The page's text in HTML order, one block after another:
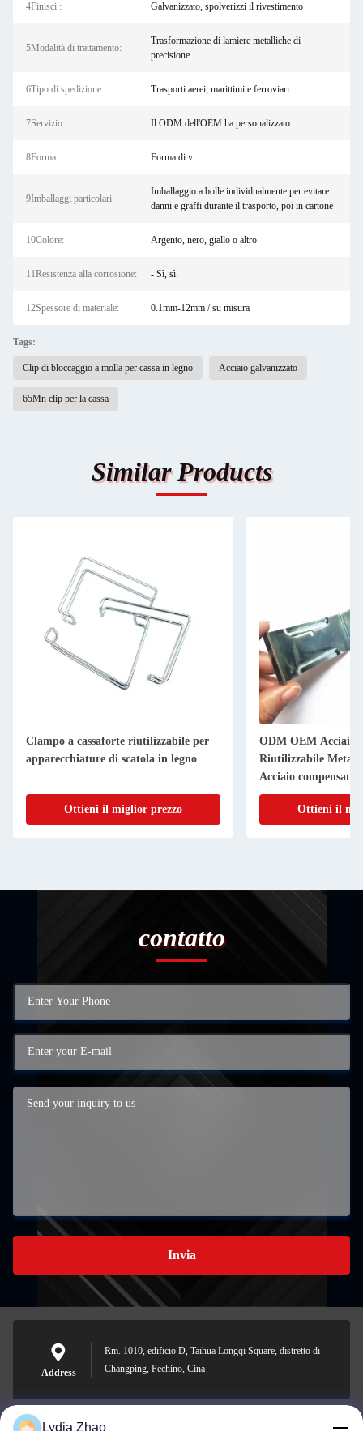
4Finisci.: Galvanizzato, spolverizzi il rivestimento
5Modalità di trattamento:
Trasformazione di lamiere metalliche di
precisione
6Tipo di spedizione: Trasporti aerei, marittimi e ferroviari
7Servizio: Il ODM dell'OEM ha personalizzato
8Forma: Forma di v
9Imballaggi particolari:
Imballaggio a bolle individualmente per evitare
danni e graffi durante il trasporto, poi in cartone
10Colore: Argento, nero, giallo o altro
11Resistenza alla corrosione: - Sì, sì.
12Spessore di materiale: 0.1mm-12mm / su misura
Tags:
Clip di bloccaggio a molla per cassa in legno Acciaio galvanizzato
65Mn clip per la cassa
Similar Products
Clampo a cassaforte riutilizzabile per
apparecchiature di scatola in legno
Ottieni il miglior prezzo
ODM OEM Acciaio
Riutilizzabile Metal
Acciaio compensato
Ottieni il
contatto
Invia
Address
Rm. 1010, edificio D, Taihua Longqi Square, distretto di
Changping, Pechino, Cina
Lydia Zhao